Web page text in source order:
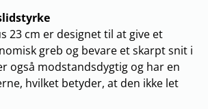
23 cm er designet til at give et
greb og bevare et skarpt snit i
også modstandsdygtig og har en
hvilket betyder, at den ikke let